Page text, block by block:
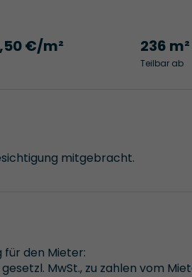
€/m² 236 m²
Teilbar ab
mitgebracht.
den Mieter:
MwSt., zu zahlen vom